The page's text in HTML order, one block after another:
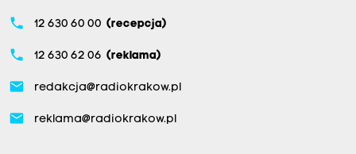
phone 12 630 60 00 (recepcja)
phone 12 630 62 06 (reklama)
email redakcja@radiokrakow.pl
email reklama@radiokrakow.pl